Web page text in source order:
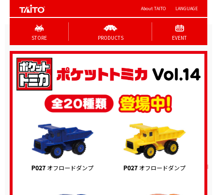
About TAITO LANGUAGE
STORE PRODUCTS EVENT
P027オフロードダンプ P027 オフロードダンプ